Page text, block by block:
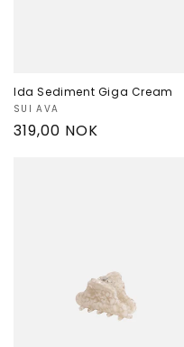
Ida Sediment Giga Cream
Selger:
SUI AVA
Vanlig
319,00 NOK